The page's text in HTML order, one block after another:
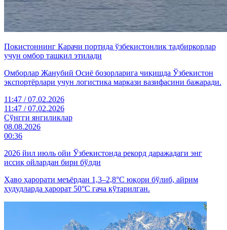
Покистоннинг Карачи портида ўзбекистонлик тадбиркорлар
учун омбор ташкил этилади
Омборлар Жанубий Осиё бозорларига чиқишда Ўзбекистон
экспортёрлари учун логистика маркази вазифасини бажаради.
11:47 / 07.02.2026
11:47 / 07.02.2026
Cўнгги янгиликлар
08.08.2026
00:36
2026 йил июль ойи Ўзбекистонда рекорд даражадаги энг
иссиқ ойлардан бири бўлди
Ҳаво ҳарорати меъёрдан 1,3–2,8°C юқори бўлиб, айрим
ҳудудларда ҳарорат 50°C гача кўтарилган.